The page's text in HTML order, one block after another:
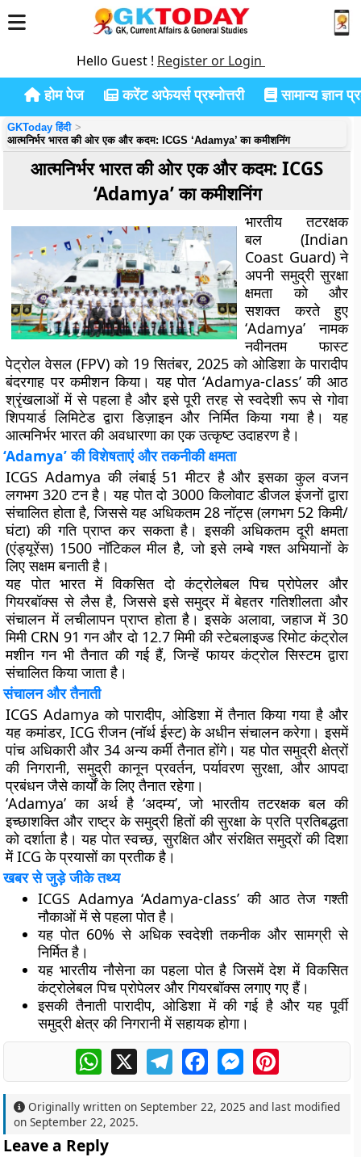
Hello Guest ! Register or Login
होम पेज करेंट अफेयर्स प्रश्नोत्तरी सामान्य ज्ञान
GKToday हिंदी
आत्मनिर्भर भारत की ओर एक और कदम: ICGS ‘Adamya’ का कमीशनिंग
आत्मनिर्भर भारत की ओर एक और कदम: ICGS
‘Adamya’ का कमीशनिंग
भारतीय तटरक्षक
बल (Indian
Coast Guard) ने
अपनी समुद्री सुरक्षा
क्षमता को और
सशक्त करते हुए
‘Adamya’ नामक
नवीनतम फास्ट
पेट्रोल वेसल (FPV) को 19 सितंबर, 2025 को ओडिशा के पारादीप
बंदरगाह पर कमीशन किया। यह पोत ‘Adamya-class’ की आठ
श्रृंखलाओं में से पहला है और इसे पूरी तरह से स्वदेशी रूप से गोवा
शिपयार्ड लिमिटेड द्वारा डिज़ाइन और निर्मित किया गया है। यह
आत्मनिर्भर भारत की अवधारणा का एक उत्कृष्ट उदाहरण है।
‘Adamya’ की विशेषताएं और तकनीकी क्षमता
ICGS Adamya की लंबाई 51 मीटर है और इसका कुल वजन
लगभग 320 टन है। यह पोत दो 3000 किलोवाट डीजल इंजनों द्वारा
संचालित होता है, जिससे यह अधिकतम 28 नॉट्स (लगभग 52 किमी/
घंटा) की गति प्राप्त कर सकता है। इसकी अधिकतम दूरी क्षमता
(एंड्यूरेंस) 1500 नॉटिकल मील है, जो इसे लम्बे गश्त अभियानों के
लिए सक्षम बनाती है।
यह पोत भारत में विकसित दो कंट्रोलेबल पिच प्रोपेलर और
गियरबॉक्स से लैस है, जिससे इसे समुद्र में बेहतर गतिशीलता और
संचालन में लचीलापन प्राप्त होता है। इसके अलावा, जहाज में 30
मिमी CRN 91 गन और दो 12.7 मिमी की स्टेबलाइज्ड रिमोट कंट्रोल
मशीन गन भी तैनात की गई हैं, जिन्हें फायर कंट्रोल सिस्टम द्वारा
संचालित किया जाता है।
संचालन और तैनाती
ICGS Adamya को पारादीप, ओडिशा में तैनात किया गया है और
यह कमांडर, ICG रीजन (नॉर्थ ईस्ट) के अधीन संचालन करेगा। इसमें
पांच अधिकारी और 34 अन्य कर्मी तैनात होंगे। यह पोत समुद्री क्षेत्रों
की निगरानी, समुद्री कानून प्रवर्तन, पर्यावरण सुरक्षा, और आपदा
प्रबंधन जैसे कार्यों के लिए तैनात रहेगा।
‘Adamya’ का अर्थ है ‘अदम्य’, जो भारतीय तटरक्षक बल की
इच्छाशक्ति और राष्ट्र के समुद्री हितों की सुरक्षा के प्रति प्रतिबद्धता
को दर्शाता है। यह पोत स्वच्छ, सुरक्षित और संरक्षित समुद्रों की दिशा
में ICG के प्रयासों का प्रतीक है।
खबर से जुड़े जीके तथ्य
ICGS Adamya ‘Adamya-class’ की आठ तेज गश्ती
नौकाओं में से पहला पोत है।
यह पोत 60% से अधिक स्वदेशी तकनीक और सामग्री से
निर्मित है।
यह भारतीय नौसेना का पहला पोत है जिसमें देश में विकसित
कंट्रोलेबल पिच प्रोपेलर और गियरबॉक्स लगाए गए हैं।
इसकी तैनाती पारादीप, ओडिशा में की गई है और यह पूर्वी
समुद्री क्षेत्र की निगरानी में सहायक होगा।
WhatsApp
X TelegramFacebookMessengerPinterest
Originally written onSeptember 22, 2025 and last modified
onSeptember 22, 2025.
Leave a Reply